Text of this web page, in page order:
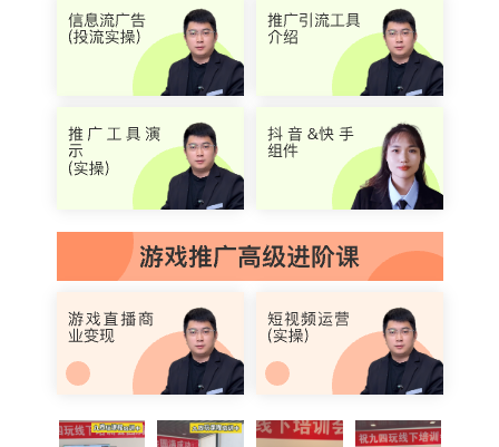
H5游戏联运，渠道自营，
聚合SDK，上百款游戏渠
三合一
网页游戏、手机游戏、H5
游戏一站式呈现，不放弃
一个有价值玩家
更多服务
敬请期待~